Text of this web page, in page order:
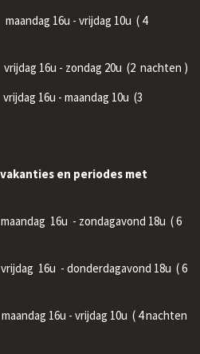
16u - vrijdag 10u ( 4
16u - zondag 20u (2 nachten )
16u - maandag 10u (3
vakanties en periodes met
maandag 16u - zondagavond 18u ( 6
- donderdagavond 18u ( 6
16u - vrijdag 10u ( 4 nachten